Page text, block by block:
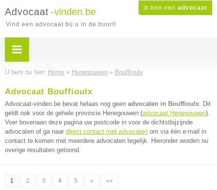
Ik ben een advocaat
Advocaat -vinden.be
Vind een advocaat bij u in de buurt!
U bent nu hier: Home » Henegouwen » Bouffioulx
Advocaat Bouffioulx
Advocaat-vinden.be bevat helaas nog geen advocaten in Bouffioulx. Dit
geldt ook voor de gehele provincie Henegouwen (advocaat Henegouwen).
Voer bovenaan deze pagina uw postcode in voor de dichtstbijzijnde
advocaten of ga naar direct contact met advocaten om via één e-mail in
contact te komen met meerdere advocaten tegelijk. Hieronder worden nu
overige resultaten getoond.
1 2 3 4 5 » »»